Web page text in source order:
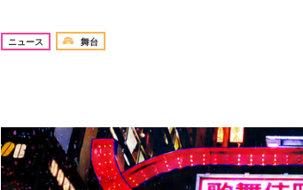
ニュース 舞台